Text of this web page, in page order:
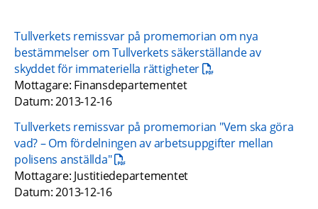
Tullverkets remissvar på promemorian om nya
bestämmelser om Tullverkets säkerställande av
skyddet för immateriella rättigheterpdf, 310.6 kB.
Mottagare: Finansdepartementet
Datum: 2013-12-16
Tullverkets remissvar på promemorian "Vem ska göra
vad? – Om fördelningen av arbetsuppgifter mellan
polisens anställda"pdf, 280.6 kB.
Mottagare: Justitiedepartementet
Datum: 2013-12-16